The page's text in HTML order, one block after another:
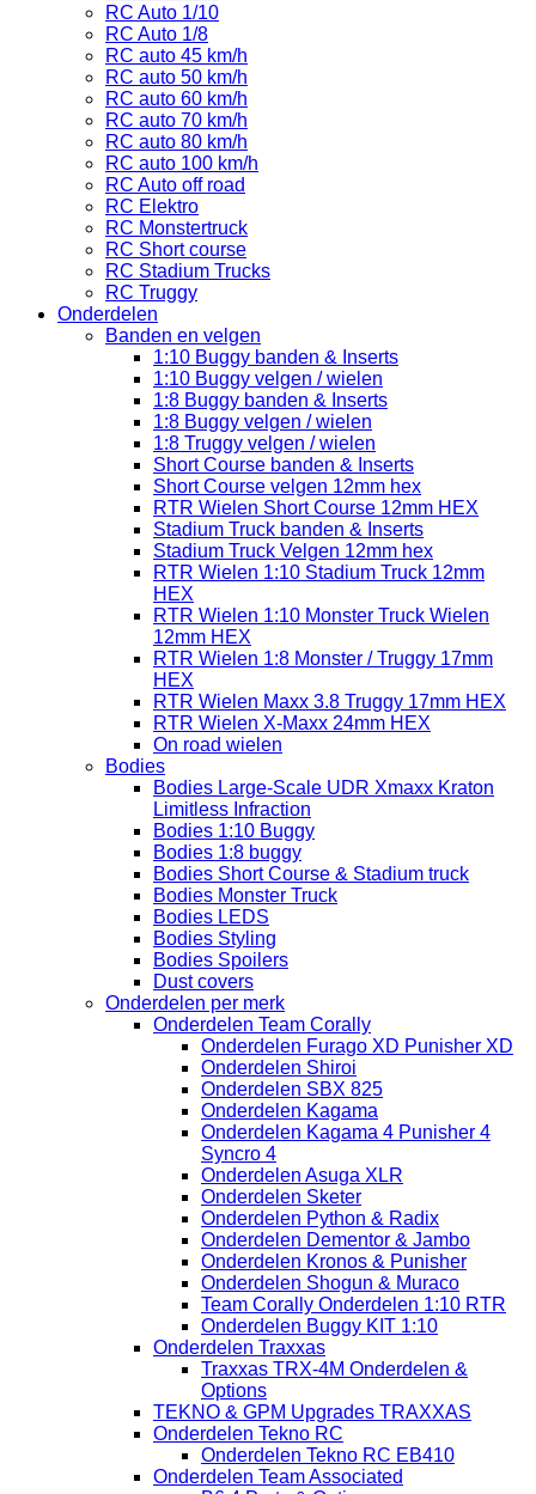
RC Auto 1/10
RC Auto 1/8
RC auto 45 km/h
RC auto 50 km/h
RC auto 60 km/h
RC auto 70 km/h
RC auto 80 km/h
RC auto 100 km/h
RC Auto off road
RC Elektro
RC Monstertruck
RC Short course
RC Stadium Trucks
RC Truggy
Onderdelen
Banden en velgen
1:10 Buggy banden & Inserts
1:10 Buggy velgen / wielen
1:8 Buggy banden & Inserts
1:8 Buggy velgen / wielen
1:8 Truggy velgen / wielen
Short Course banden & Inserts
Short Course velgen 12mm hex
RTR Wielen Short Course 12mm HEX
Stadium Truck banden & Inserts
Stadium Truck Velgen 12mm hex
RTR Wielen 1:10 Stadium Truck 12mm
HEX
RTR Wielen 1:10 Monster Truck Wielen
12mm HEX
RTR Wielen 1:8 Monster / Truggy 17mm
HEX
RTR Wielen Maxx 3.8 Truggy 17mm HEX
RTR Wielen X-Maxx 24mm HEX
On road wielen
Bodies
Bodies Large-Scale UDR Xmaxx Kraton
Limitless Infraction
Bodies 1:10 Buggy
Bodies 1:8 buggy
Bodies Short Course & Stadium truck
Bodies Monster Truck
Bodies LEDS
Bodies Styling
Bodies Spoilers
Dust covers
Onderdelen per merk
Onderdelen Team Corally
Onderdelen Furago XD Punisher XD
Onderdelen Shiroi
Onderdelen SBX 825
Onderdelen Kagama
Onderdelen Kagama 4 Punisher 4
Syncro 4
Onderdelen Asuga XLR
Onderdelen Sketer
Onderdelen Python & Radix
Onderdelen Dementor & Jambo
Onderdelen Kronos & Punisher
Onderdelen Shogun & Muraco
Team Corally Onderdelen 1:10 RTR
Onderdelen Buggy KIT 1:10
Onderdelen Traxxas
Traxxas TRX-4M Onderdelen &
Options
TEKNO & GPM Upgrades TRAXXAS
Onderdelen Tekno RC
Onderdelen Tekno RC EB410
Onderdelen Team Associated